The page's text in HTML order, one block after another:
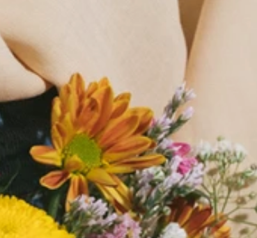
Hast Du hier Empfehlungen?